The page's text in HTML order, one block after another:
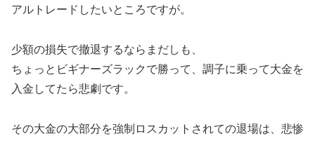
アルトレードしたいところですが。
少額の損失で撤退するならまだしも、
ちょっとビギナーズラックで勝って、調子に乗って大金を
入金してたら悲劇です。
その大金の大部分を強制ロスカットされての退場は、悲惨